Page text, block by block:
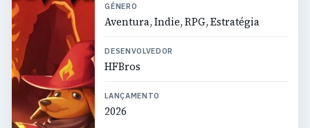
GÉNERO
Aventura, Indie, RPG, Estratégia
DESENVOLVEDOR
HFBros
LANÇAMENTO
2026